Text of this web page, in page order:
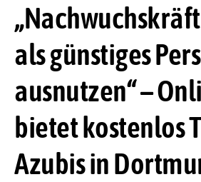
als günstiges
ausnutzen“ –
bietet kostenlos
Azubis in